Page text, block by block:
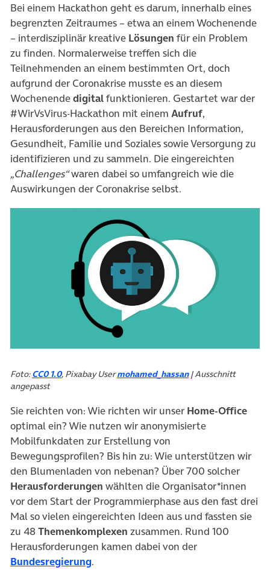
Bei einem Hackathon geht es darum, innerhalb eines
begrenzten Zeitraumes – etwa an einem Wochenende
– interdisziplinär kreative Lösungen für ein Problem
zu finden. Normalerweise treffen sich die
Teilnehmenden an einem bestimmten Ort, doch
aufgrund der Coronakrise musste es an diesem
Wochenendedigitalfunktionieren. Gestartet war der
#WirVsVirus-Hackathon mit einem Aufruf,
Herausforderungen aus den Bereichen Information,
Gesundheit, Familie und Soziales sowie Versorgung zu
identifizieren und zu sammeln. Die eingereichten
„Challenges“waren dabei so umfangreich wie die
Auswirkungen der Coronakrise selbst.
Foto:CC0 1.0, Pixabay Usermohamed_hassan| Ausschnitt
angepasst
Sie reichten von: Wie richten wir unser Home-Office
optimal ein? Wie nutzen wir anonymisierte
Mobilfunkdaten zur Erstellung von
Bewegungsprofilen? Bis hin zu: Wie unterstützen wir
den Blumenladen von nebenan? Über 700 solcher
Herausforderungen wählten die Organisator*innen
vor dem Start der Programmierphase aus den fast drei
Mal so vielen eingereichten Ideen aus und fassten sie
zu 48Themenkomplexen zusammen. Rund 100
Herausforderungen kamen dabei von der
Bundesregierung(öffnet in neuem Tab)
.